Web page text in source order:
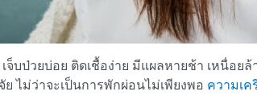
วยบ่อย ติดเชื้อง่าย มีแผลหายช้า เหนื่อยล้
ไม่ว่าจะเป็นการพักผ่อนไม่เพียงพอ ความเค